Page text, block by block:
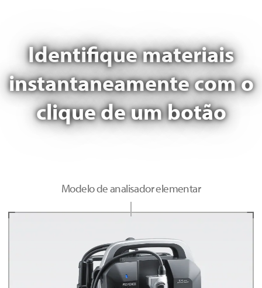
Identifique materiais
instantaneamente com o
clique de um botão
Modelo de analisador elementar